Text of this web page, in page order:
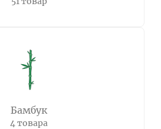
Бамбук
4 товара